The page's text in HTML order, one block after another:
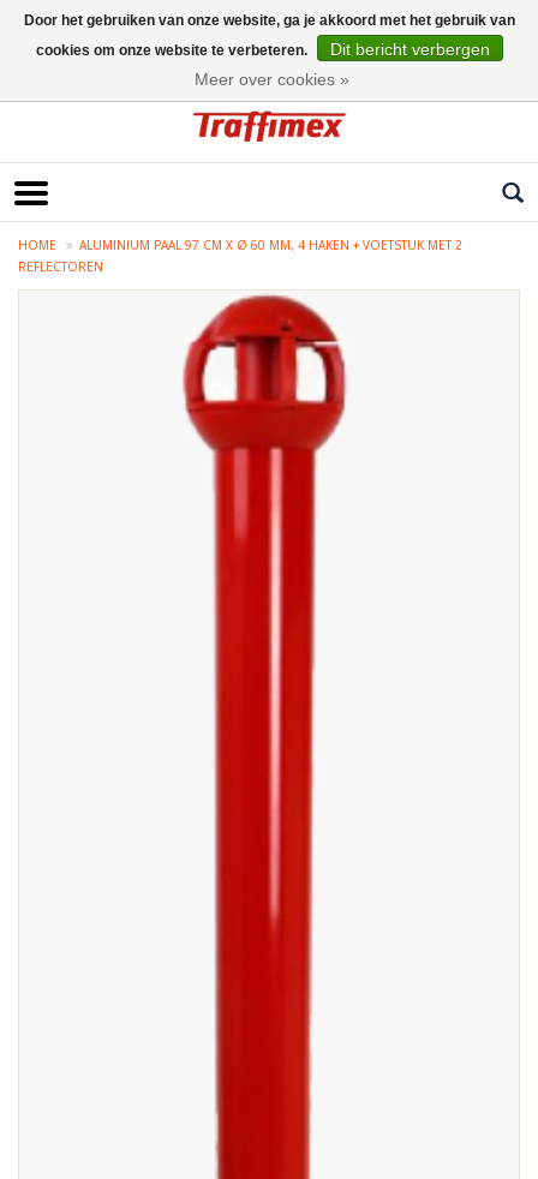
HOME
ALUMINIUM PAAL 97 CM X Ø 60 MM, 4 HAKEN + VOETSTUK MET 2
REFLECTOREN
Door het gebruiken van onze website, ga je akkoord met het gebruik van
cookies om onze website te verbeteren.
Dit bericht verbergen
Meer over cookies »